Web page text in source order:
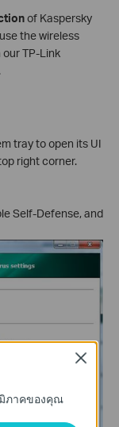
of Kaspersky
the wireless
TP-Link
tray to open its UI
right corner.
Self-Defense, and
ภาคของคุณ
Close